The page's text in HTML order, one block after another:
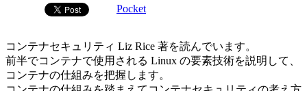
Pocket
コンテナセキュリティ Liz Rice 著を読んでいます。
前半でコンテナで使用される Linux の要素技術を説明して、
コンテナの仕組みを把握します。